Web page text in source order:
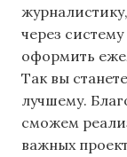
через
оформить
Так вы
лучшему.
сможем
важных